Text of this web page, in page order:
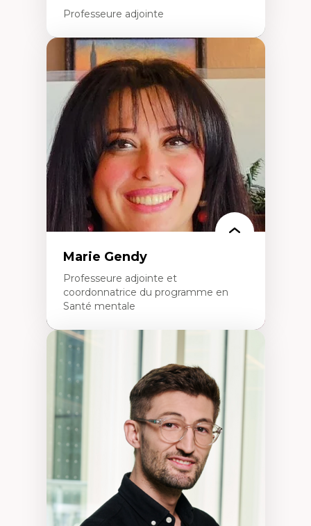
Professeure adjointe
Expertises
Acceptabilité, acceptation et adoption des
technologies
Technologies d'apprentissage innovantes
Insertion professionnelle du nouveau
personnel enseignant
Construction identitaire en milieu
minoritaire francophone
Technologies éducatives pour la formation
continue
Marie Gendy
Professeure adjointe et
coordonnatrice du programme en
Santé mentale
Expertises
Neuropsychiatrie et neurosciences
Direction d'essais cliniques
Analyse des politiques et pratiques en santé
mentale
Développement de protocoles d'essais
cliniques
Collaboration interfonctionnelle
Leadership en recherche clinique
Développement de cadres politiques
Collaboration avec des entreprises
pharmaceutiques
Rédaction de publications et de rapports
politiques
Enseignement et mentorat